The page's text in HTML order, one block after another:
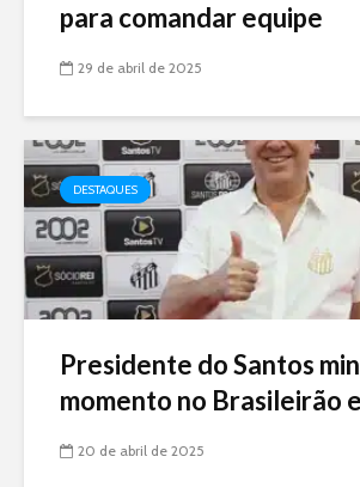
para comandar equipe
29 de abril de 2025
DESTAQUES
Presidente do Santos
momento no Brasileirão
20 de abril de 2025